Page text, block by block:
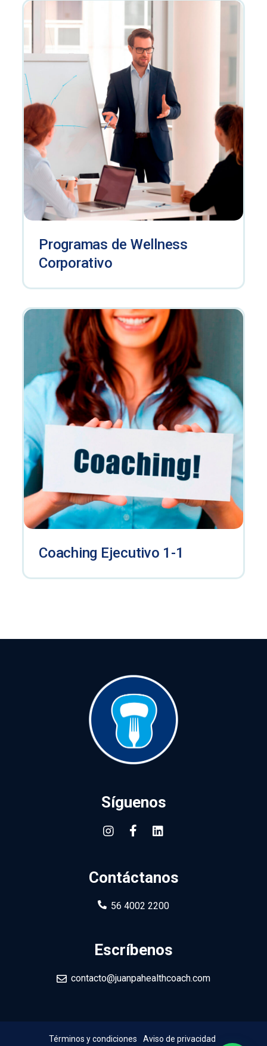
Programas de Wellness
Corporativo
Coaching Ejecutivo 1-1
Síguenos
Contáctanos
56 4002 2200
Escríbenos
contacto@juanpahealthcoach.com
Términos y condiciones Aviso de privacidad